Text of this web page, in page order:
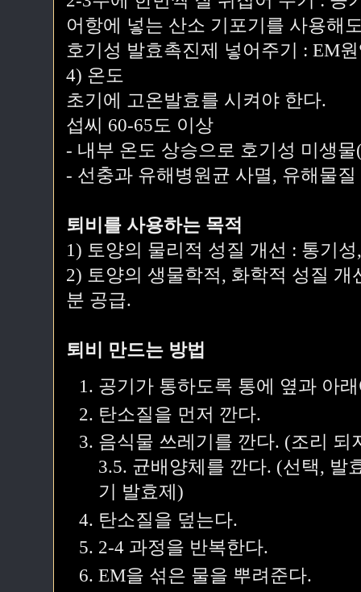
어항에 넣는 산소 기포기를 사용해
호기성 발효촉진제 넣어주기 : EM
4) 온도
초기에 고온발효를 시켜야 한다.
섭씨 60-65도 이상
- 내부 온도 상승으로 호기성 미생
- 선충과 유해병원균 사멸, 유해물질
퇴비를 사용하는 목적
1) 토양의 물리적 성질 개선 : 통기
2) 토양의 생물학적, 화학적 성질
분 공급.
퇴비 만드는 방법
공기가 통하도록 통에 옆과 아
탄소질을 먼저 깐다.
음식물 쓰레기를 깐다. (조리 되
3.5. 균배양체를 깐다. (선택, 발
기 발효제)
탄소질을 덮는다.
2-4 과정을 반복한다.
EM을 섞은 물을 뿌려준다.